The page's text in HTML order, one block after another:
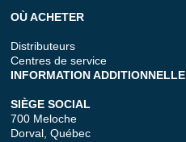
OÙ ACHETER
Distributeurs
Centres de service
INFORMATION ADDITIONNELLE
SIÈGE SOCIAL
700 Meloche
Dorval, Québec